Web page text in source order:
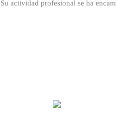
profesional se ha